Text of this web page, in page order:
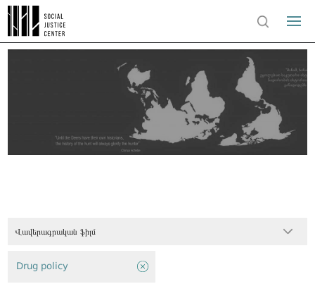
Վավերագրական ֆիլմ
Drug policy